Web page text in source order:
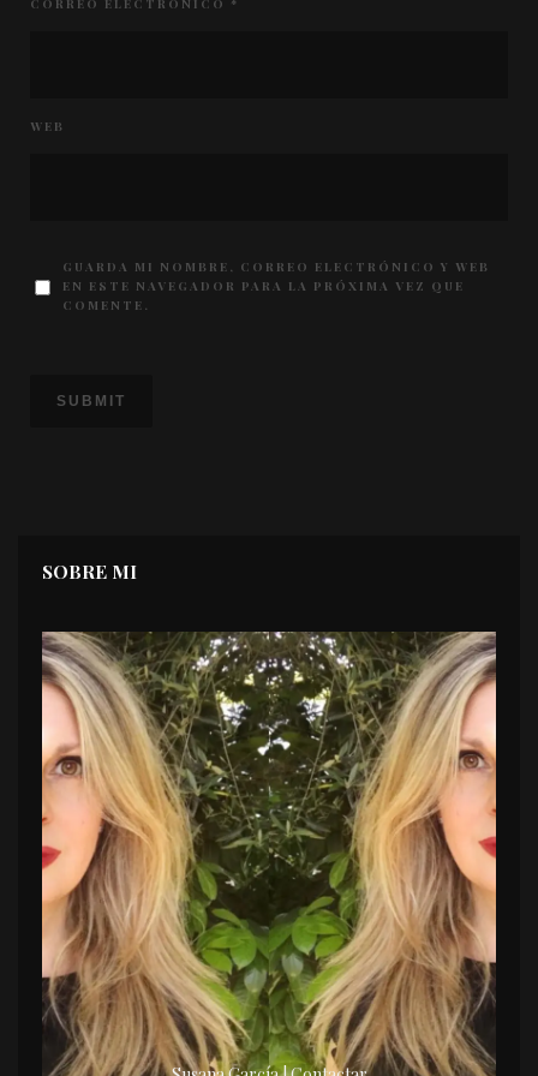
CORREO ELECTRÓNICO *
WEB
GUARDA MI NOMBRE, CORREO ELECTRÓNICO Y WEB
EN ESTE NAVEGADOR PARA LA PRÓXIMA VEZ QUE
COMENTE.
SOBRE MI